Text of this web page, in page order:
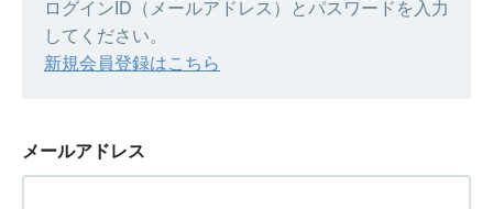
ログインID（メールアドレス）とパスワードを入力
してください。
新規会員登録はこちら
メールアドレス